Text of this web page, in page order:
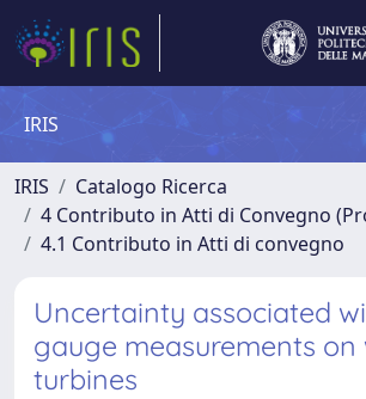
IRIS
IRIS
Catalogo Ricerca
4 Contributo in Atti di Convegno
4.1 Contributo in Atti di convegno
Uncertainty associated
gauge measurements on
turbines